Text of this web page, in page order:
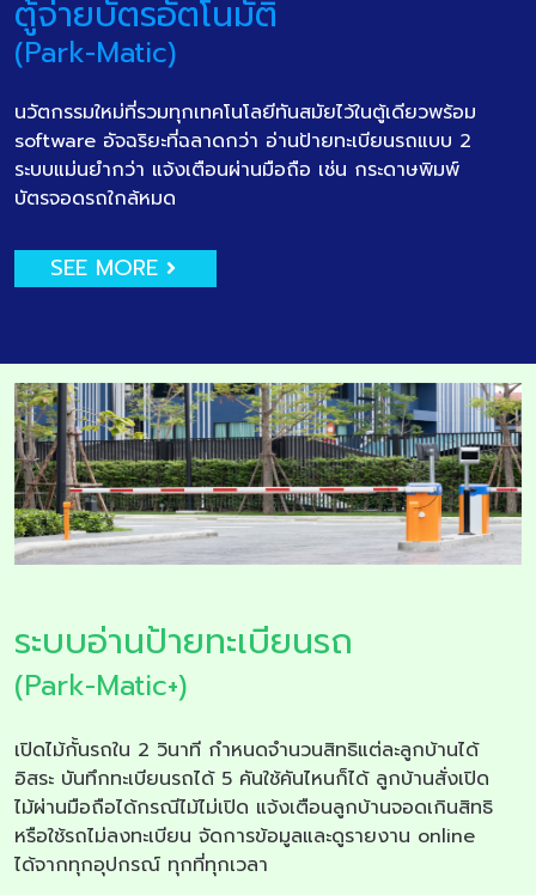
ตู้จ่ายบัตรอัตโนมัติ
(Park-Matic)
นวัตกรรมใหม่ที่รวมทุกเทคโนโลยีทันสมัยไว้ในตู้เดียวพร้อม
software อัจฉริยะที่ฉลาดกว่า อ่านป้ายทะเบียนรถแบบ 2
ระบบแม่นยำกว่า แจ้งเตือนผ่านมือถือ เช่น กระดาษพิมพ์
บัตรจอดรถใกล้หมด
SEE MORE
ระบบอ่านป้ายทะเบียนรถ
(Park-Matic+)
เปิดไม้กั้นรถใน 2 วินาที กำหนดจำนวนสิทธิแต่ละลูกบ้านได้
อิสระ บันทึกทะเบียนรถได้ 5 คันใช้คันไหนก็ได้ ลูกบ้านสั่งเปิด
ไม้ผ่านมือถือได้กรณีไม้ไม่เปิด แจ้งเตือนลูกบ้านจอดเกินสิทธิ
หรือใช้รถไม่ลงทะเบียน จัดการข้อมูลและดูรายงาน online
ได้จากทุกอุปกรณ์ ทุกที่ทุกเวลา